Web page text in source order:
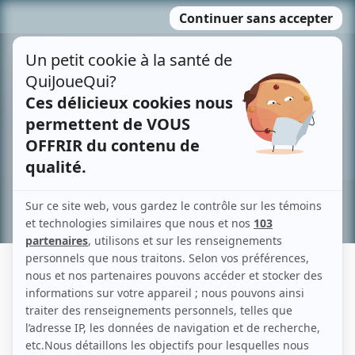
MENU
contenu
Recherche avancée »
XIAO SUN
Liens
Fiche de Xiao Sun sur Showbizz.net